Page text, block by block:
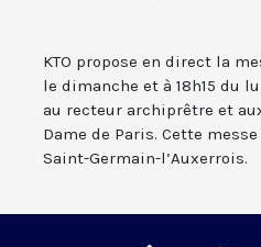
KTO propose en direct la
le dimanche et à 18h15 du
au recteur archiprêtre et
Dame de Paris. Cette
Saint-Germain-l’Auxerrois.